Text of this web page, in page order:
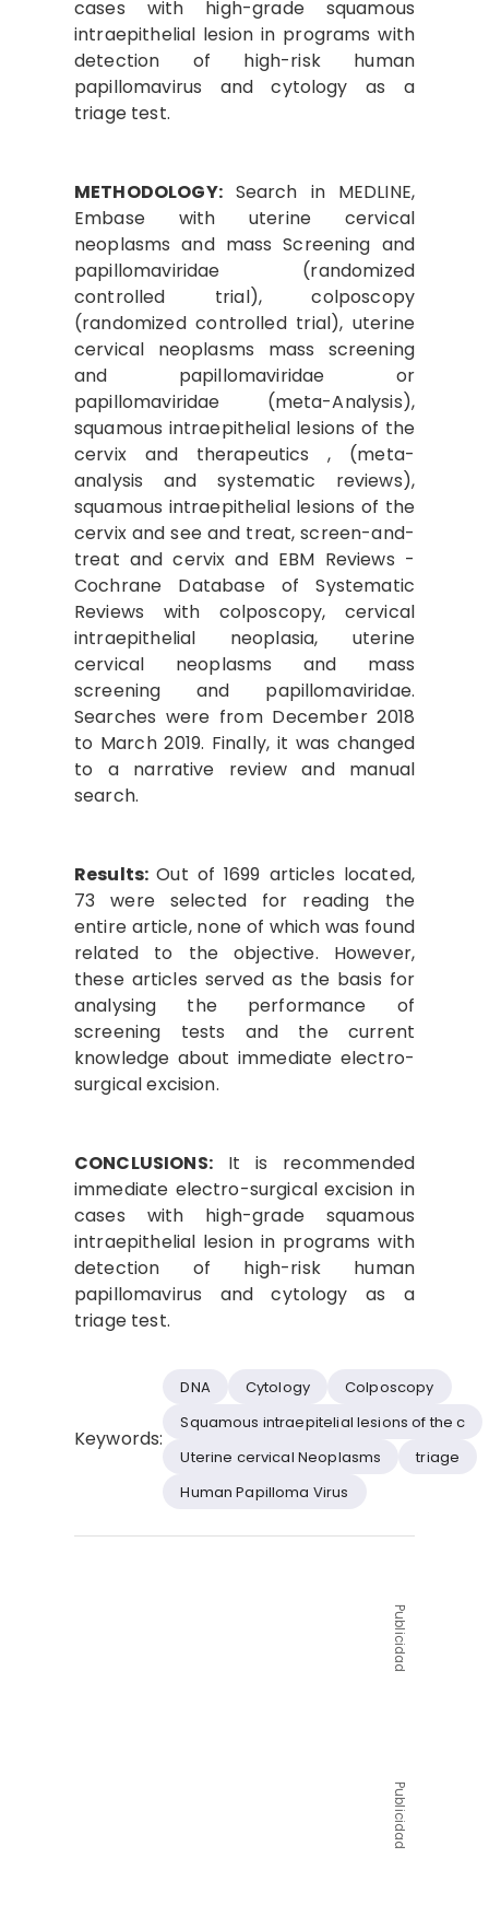
cases with high-grade squamous
intraepithelial lesion in programs with
detection of high-risk human
papillomavirus and cytology as a
triage test.
METHODOLOGY:Search in MEDLINE,
Embase with uterine cervical
neoplasms and mass Screening and
papillomaviridae (randomized
controlled trial), colposcopy
(randomized controlled trial), uterine
cervical neoplasms mass screening
and papillomaviridae or
papillomaviridae (meta-Analysis),
squamous intraepithelial lesions of the
cervix and therapeutics , (meta-
analysis and systematic reviews),
squamous intraepithelial lesions of the
cervix and see and treat, screen-and-
treat and cervix and EBM Reviews -
Cochrane Database of Systematic
Reviews with colposcopy, cervical
intraepithelial neoplasia, uterine
cervical neoplasms and mass
screening and papillomaviridae.
Searches were from December 2018
to March 2019. Finally, it was changed
to a narrative review and manual
search.
Results:Out of 1699 articles located,
73 were selected for reading the
entire article, none of which was found
related to the objective. However,
these articles served as the basis for
analysing the performance of
screening tests and the current
knowledge about immediate electro-
surgical excision.
CONCLUSIONS:It is recommended
immediate electro-surgical excision in
cases with high-grade squamous
intraepithelial lesion in programs with
detection of high-risk human
papillomavirus and cytology as a
triage test.
Keywords:
DNA Cytology
Colposcopy
Squamous intraepitelial lesions of the c
Uterine cervical Neoplasms
triage
Human Papilloma Virus
Publicidad
Publicidad